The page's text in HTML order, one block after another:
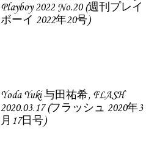
Playboy 2022 No.20 (週刊プレイ
ボーイ 2022年20号)
Yoda Yuki 与田祐希, FLASH
2020.03.17 (フラッシュ 2020年3
月17日号)